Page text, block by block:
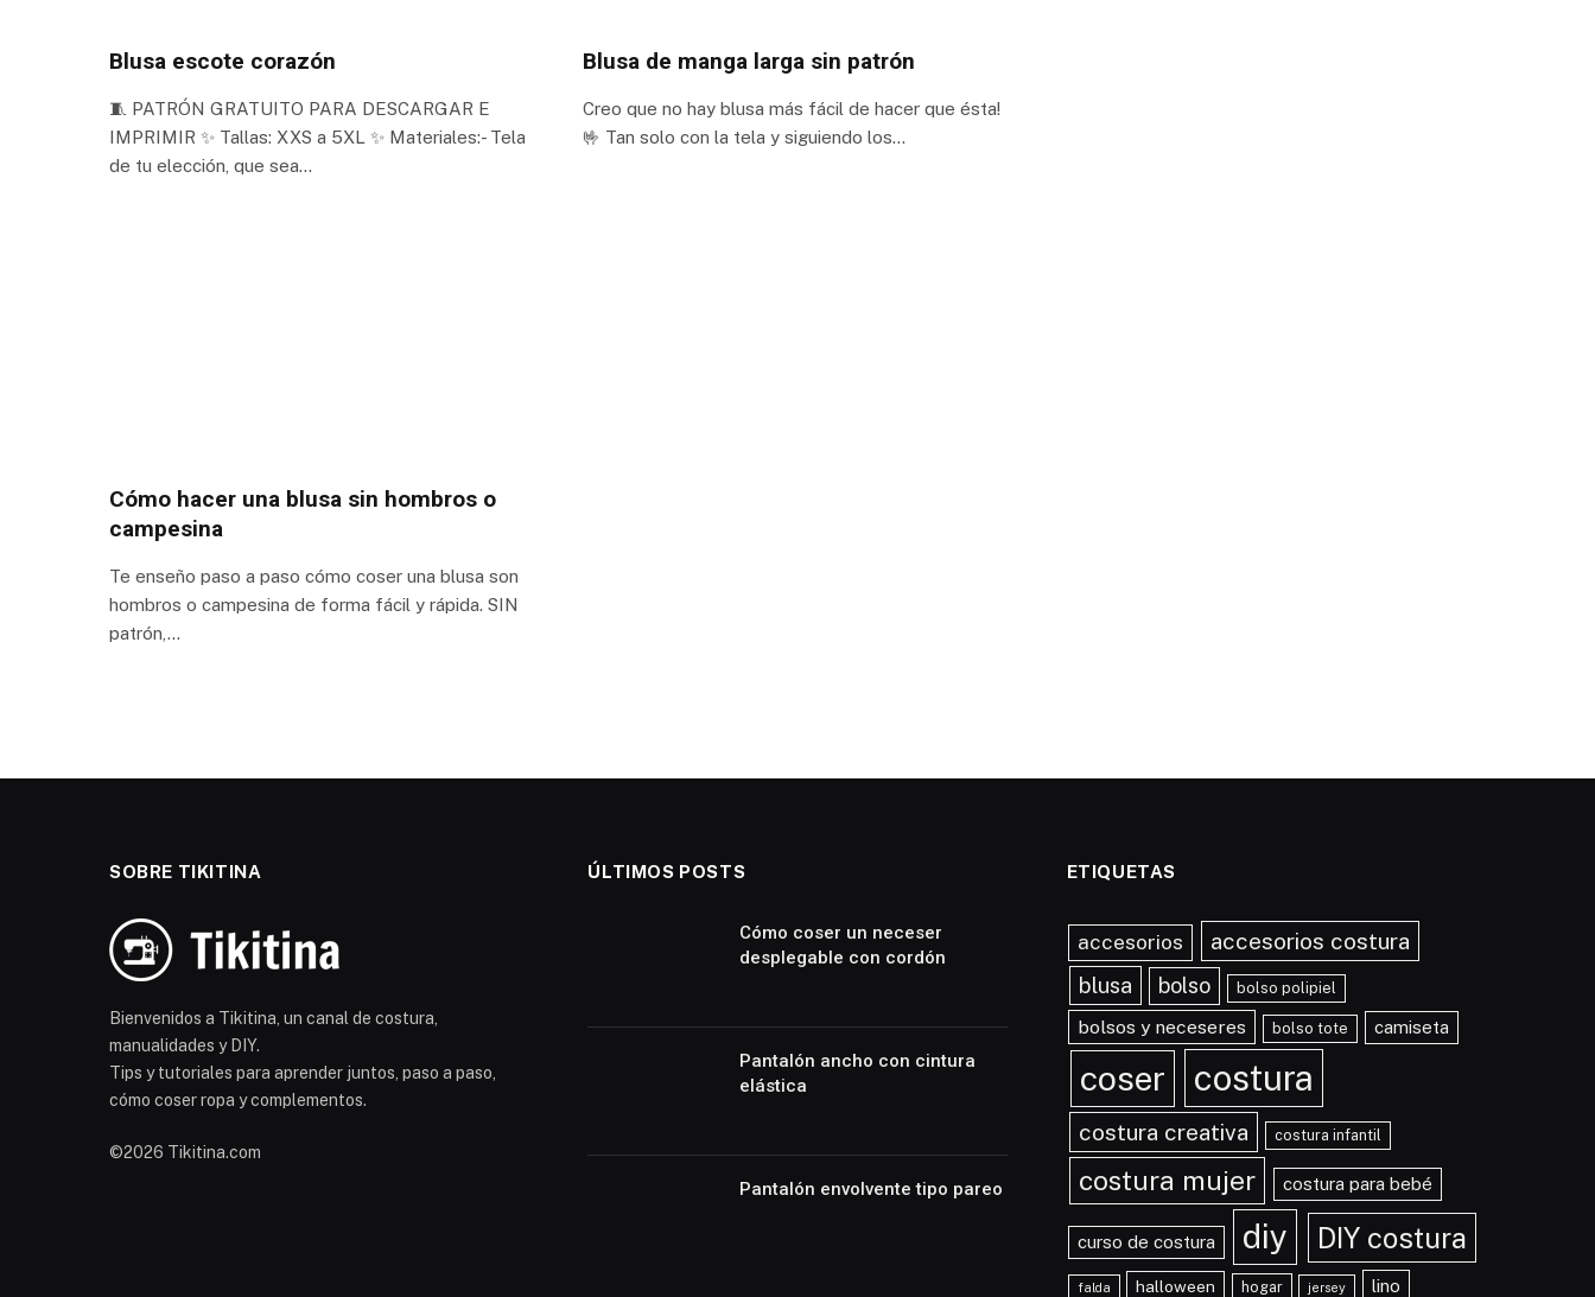
Blusa escote corazón
🧵 PATRÓN GRATUITO PARA DESCARGAR E
IMPRIMIR ✨ Tallas: XXS a 5XL ✨ Materiales:- Tela
de tu elección, que sea…
Blusa de manga larga sin patrón
Creo que no hay blusa más fácil de hacer que ésta!
🤟 Tan solo con la tela y siguiendo los…
Cómo hacer una blusa sin hombros o
campesina
Te enseño paso a paso cómo coser una blusa son
hombros o campesina de forma fácil y rápida. SIN
patrón,…
SOBRE TIKITINA
Bienvenidos a Tikitina, un canal de costura,
manualidades y DIY.
Tips y tutoriales para aprender juntos, paso a paso,
cómo coser ropa y complementos.
©2026 Tikitina.com
ÚLTIMOS POSTS
Cómo coser un neceser
desplegable con cordón
Pantalón ancho con cintura
elástica
Pantalón envolvente tipo pareo
ETIQUETAS
accesorios
accesorios costura
blusa
bolso bolso polipiel
bolsos y neceseres bolso tote camiseta
coser costura
costura creativa costura infantil
costura mujer costura para bebé
curso de costura diy DIY costura
falda halloween hogar jersey lino